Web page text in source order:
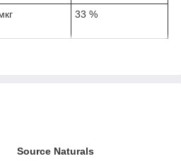
33 %
Source Naturals